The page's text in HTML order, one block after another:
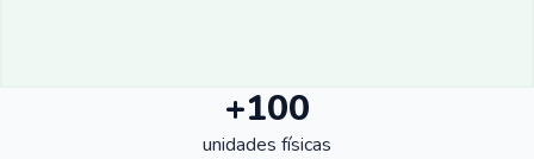
+100
unidades físicas